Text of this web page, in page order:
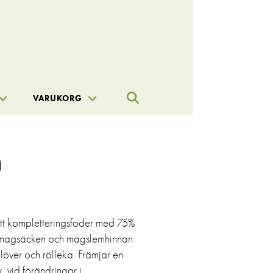
VARUKORG
kompletteringsfoder med 75%
och magslemhinnan
och rölleka. Främjar en
vid förändringar i